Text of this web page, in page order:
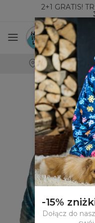
2+1 GRATIS!
WYSYŁKA ZA
-15%
Dołącz do